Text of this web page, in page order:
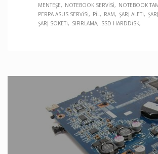
MENTEŞE
NOTEBOOK SERVISI
NOTEBOOK
PERPA ASUS SERVISI
PIL RAM ŞARJ ALETI
ŞARJ SOKETI
SIFIRLAMA SSD HARDDISK